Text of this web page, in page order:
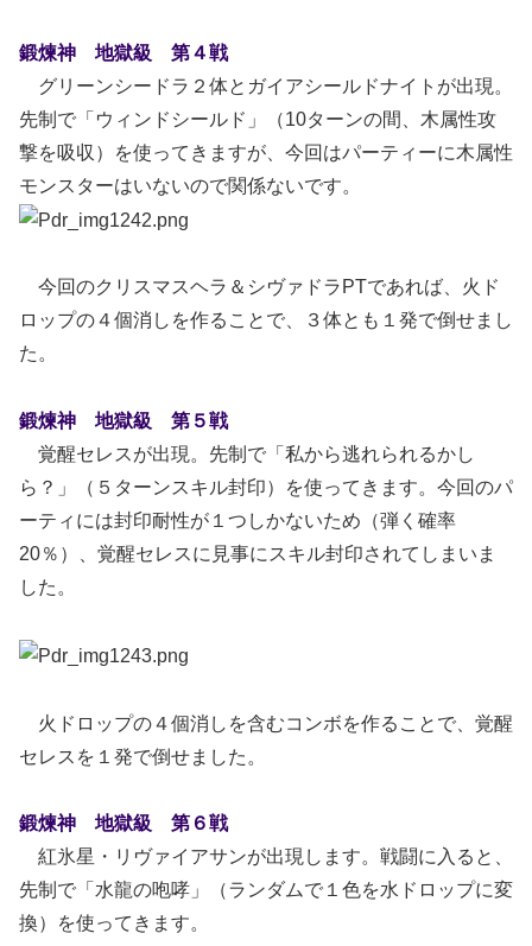
鍛煉神 地獄級 第４戦
グリーンシードラ２体とガイアシールドナイトが出現。
先制で「ウィンドシールド」（10ターンの間、木属性攻
撃を吸収）を使ってきますが、今回はパーティーに木属性
モンスターはいないので関係ないです。
今回のクリスマスヘラ＆シヴァドラPTであれば、火ド
ロップの４個消しを作ることで、３体とも１発で倒せまし
た。
鍛煉神 地獄級 第５戦
覚醒セレスが出現。先制で「私から逃れられるかし
ら？」（５ターンスキル封印）を使ってきます。今回のパ
ーティには封印耐性が１つしかないため（弾く確率
20％）、覚醒セレスに見事にスキル封印されてしまいま
した。
火ドロップの４個消しを含むコンボを作ることで、覚醒
セレスを１発で倒せました。
鍛煉神 地獄級 第６戦
紅氷星・リヴァイアサンが出現します。戦闘に入ると、
先制で「水龍の咆哮」（ランダムで１色を水ドロップに変
換）を使ってきます。